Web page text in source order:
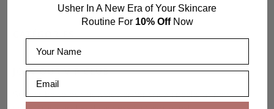
JOIN OUR VIP CLUB
Subscribe to our newsletter for sneak peeks at new
Usher In A New Era of Your Skincare
Routine For 10% OffNow